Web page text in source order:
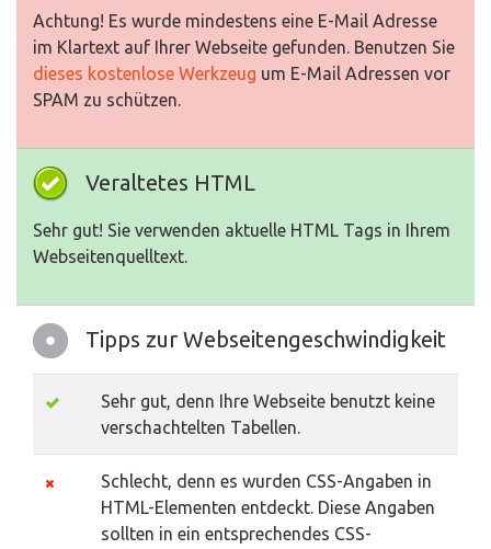
Achtung! Es wurde mindestens eine E-Mail Adresse
im Klartext auf Ihrer Webseite gefunden. Benutzen Sie
dieses kostenlose Werkzeug um E-Mail Adressen vor
SPAM zu schützen.
Veraltetes HTML
Sehr gut! Sie verwenden aktuelle HTML Tags in Ihrem
Webseitenquelltext.
Tipps zur Webseitengeschwindigkeit
Sehr gut, denn Ihre Webseite benutzt keine
verschachtelten Tabellen.
Schlecht, denn es wurden CSS-Angaben in
HTML-Elementen entdeckt. Diese Angaben
sollten in ein entsprechendes CSS-